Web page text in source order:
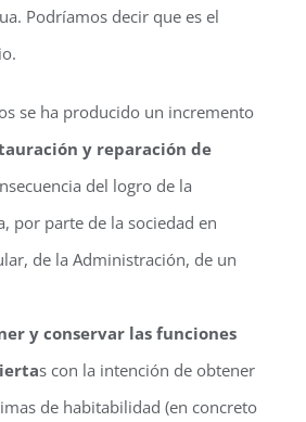
Podríamos decir que es el
se ha producido un incremento
y reparación de
del logro de la
por parte de la sociedad en
de la Administración, de un
y conservar las funciones
s con la intención de obtener
de habitabilidad (en concreto